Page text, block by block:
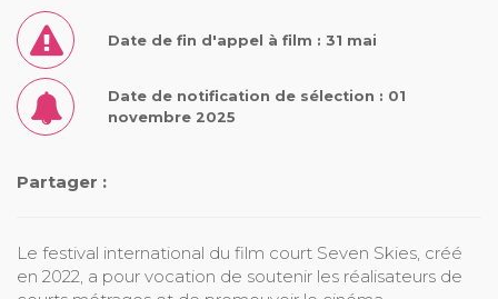
Date de fin d'appel à film : 31 mai
Date de notification de sélection : 01
novembre 2025
Partager :
Le festival international du film court Seven Skies, créé
en 2022, a pour vocation de soutenir les réalisateurs de